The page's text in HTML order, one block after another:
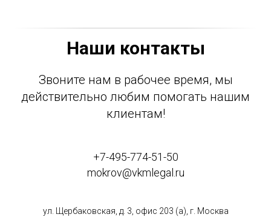
Наши контакты
Звоните нам в рабочее время, мы
действительно любим помогать нашим
клиентам!
+7-495-774-51-50
mokrov@vkmlegal.ru
ул. Щербаковская, д. 3, офис 203 (а), г. Москва